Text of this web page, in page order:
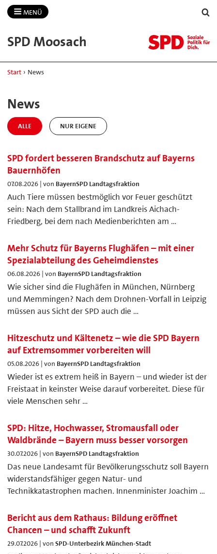
MENÜ
SPD Moosach
Start › News
News
ALLE NUR EIGENE
SPD fordert besseren Brandschutz auf Bayerns
Bauernhöfen
07.08.2026 | von BayernSPD Landtagsfraktion
Auch Tiere müssen bestmöglich vor Feuer geschützt
sein: Nach dem Stallbrand im Landkreis Aichach-
Friedberg, bei dem nach Medienberichten am …
Mehr Schutz für Bayerns Flughäfen – mit einer
Spezialabteilung des Geheimdienstes
06.08.2026 | von BayernSPD Landtagsfraktion
Wie sicher sind die Flughäfen in München, Nürnberg
und Memmingen? Nach dem Drohnen-Vorfall in Leipzig
müssen aus Sicht der SPD auch die …
Hitzeschutz und Kältenetz – wie die SPD Bayern
auf Extremsommer vorbereiten will
05.08.2026 | von BayernSPD Landtagsfraktion
Wieder ist es extrem heiß in Bayern – und wieder ist der
Freistaat in keinster Weise darauf vorbereitet. Diese für
viele Menschen sehr …
SPD: Hitze, Hochwasser, Stromausfall oder
Waldbrände – Bayern muss besser vorsorgen
30.07.2026 | von BayernSPD Landtagsfraktion
Das neue Landesamt für Bevölkerungsschutz soll Bayern
widerstandsfähiger gegen Natur- und
Technikkatastrophen machen. Innenminister Joachim …
Bericht aus dem Rathaus: Bildung eröffnet
Chancen – und schafft Zukunft
29.07.2026 | von SPD-Unterbezirk München-Stadt